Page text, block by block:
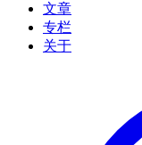
文章
专栏
关于